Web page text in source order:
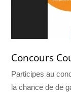
Concours
Participes au
la chance de de